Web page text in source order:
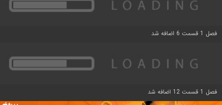
فصل 1 قسمت 6 اضافه شد
فصل 1 قسمت 12 اضافه شد